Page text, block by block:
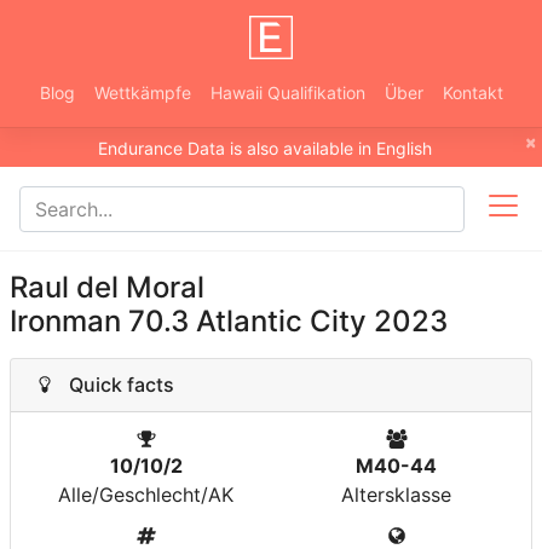
Blog Wettkämpfe Hawaii Qualifikation Über Kontakt
×
Endurance Data is also available in English
Raul del Moral
Ironman 70.3 Atlantic City 2023
Quick facts
10/10/2
Alle/Geschlecht/AK
M40-44
Altersklasse